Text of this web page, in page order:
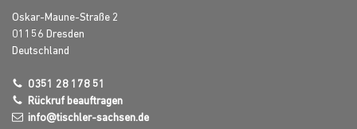
Oskar-Maune-Straße 2
01156 Dresden
Deutschland
0351 28 178 51
Rückruf beauftragen
info@tischler-sachsen.de